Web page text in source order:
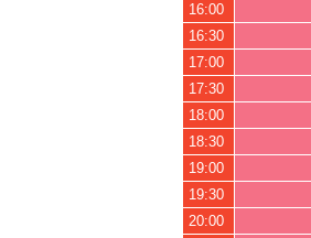
16:00
16:30
17:00
17:30
18:00
18:30
19:00
19:30
20:00